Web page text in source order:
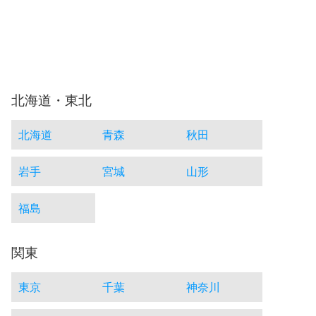
北海道・東北
北海道 青森 秋田
岩手 宮城 山形
福島
関東
東京 千葉 神奈川